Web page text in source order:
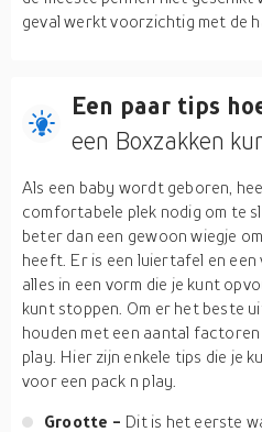
geval werkt voorzichtig met de
Een paar tips
een Boxzakken
Als een baby wordt geboren,
comfortabele plek nodig om te
beter dan een gewoon wiegje
heeft. Er is een luiertafel en een
alles in een vorm die je kunt
kunt stoppen. Om er het beste
houden met een aantal
play. Hier zijn enkele tips die je
voor een pack n play.
Grootte - Dit is het eerste